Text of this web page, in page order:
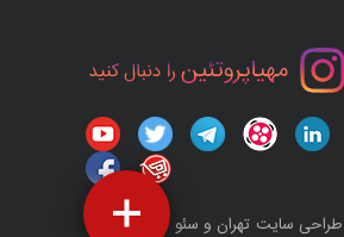
طراحی سایت تهران و سئو توسط کاسپید